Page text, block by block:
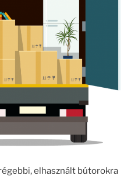
elhasznált bútorokra